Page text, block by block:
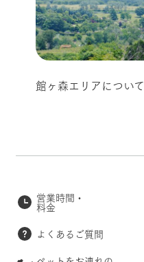
館ヶ森エリアについて
営業時間・
料金
よくあるご質問